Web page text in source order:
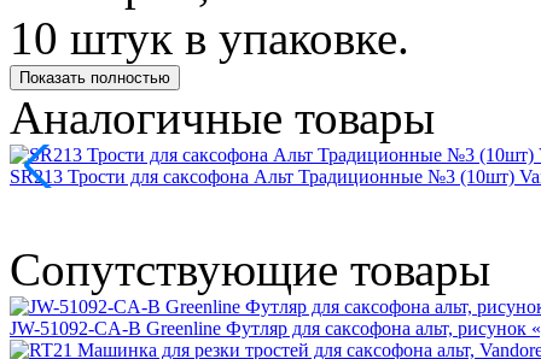
10 штук в упаковке.
Показать полностью
Аналогичные товары
SR213 Трости для саксофона Альт Традиционные №3 (10шт)
Сопутствующие товары
JW-51092-CA-B Greenline Футляр для саксофона альт, рисунок